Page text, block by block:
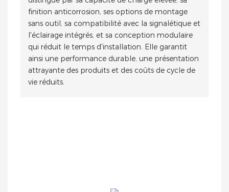
finition anticorrosion, ses options de montage
sans outil, sa compatibilité avec la signalétique et
l'éclairage intégrés, et sa conception modulaire
qui réduit le temps d'installation. Elle garantit
ainsi une performance durable, une présentation
attrayante des produits et des coûts de cycle de
vie réduits.